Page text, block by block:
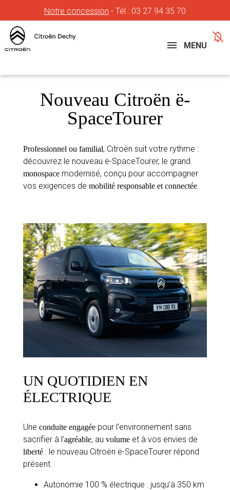
Notre concession - Tél : 03 27 94 35 70
Concessions
MENU
Nouveau Citroën ë-
SpaceTourer
Professionnel ou familial, Citroën suit votre rythme :
découvrez le nouveau ë-SpaceTourer, le grand
monospace modernisé, conçu pour accompagner
vos exigences de mobilité responsable et connectée.
UN QUOTIDIEN EN
ÉLECTRIQUE
Une conduite engagée pour l’environnement sans
sacrifier à l’agréable, au volume et à vos envies de
liberté : le nouveau Citroën ë-SpaceTourer répond
présent.
Autonomie 100 % électrique : jusqu’à 350 km